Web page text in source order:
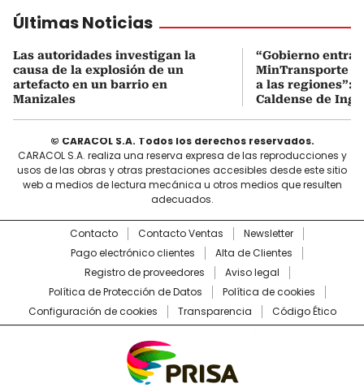
Últimas Noticias
Las autoridades investigan la
causa de la explosión de un
artefacto en un barrio en
Manizales
“Gobierno
MinTransporte
a las regiones”:
Caldense de Ing.
© CARACOL S.A. Todos los derechos reservados.
CARACOL S.A. realiza una reserva expresa de las reproducciones y
usos de las obras y otras prestaciones accesibles desde este sitio
web a medios de lectura mecánica u otros medios que resulten
adecuados.
Contacto Contacto Ventas
Newsletter
Pago electrónico clientes
Alta de Clientes
Registro de proveedores
Aviso legal
Política de Protección de Datos
Política de cookies
Configuración de cookies
Transparencia Código Ético